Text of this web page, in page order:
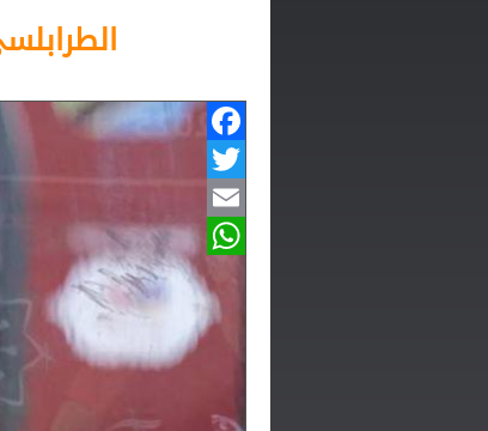
Facebook
Twitter
Email
WhatsApp